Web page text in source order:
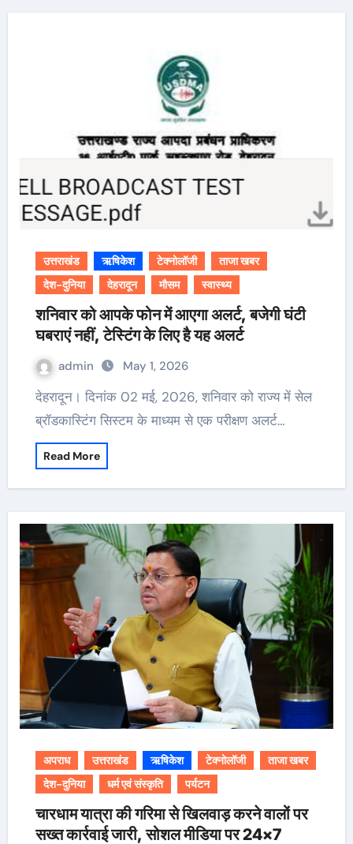
उत्तराखंड ऋषिकेश टेक्नोलॉजी
ताजा खबर
देश-दुनिया
देहरादून मौसम स्वास्थ्य
शनिवार को आपके फोन में आएगा अलर्ट, बजेगी घंटी
घबराएं नहीं, टेस्टिंग के लिए है यह अलर्ट
admin May 1, 2026
देहरादून। दिनांक 02 मई, 2026, शनिवार को राज्य में सेल
ब्रॉडकास्टिंग सिस्टम के माध्यम से एक परीक्षण अलर्ट…
Read More
अपराध उत्तराखंड ऋषिकेश टेक्नोलॉजी
ताजा खबर
देश-दुनिया
धर्म एवं संस्कृति पर्यटन
चारधाम यात्रा की गरिमा से खिलवाड़ करने वालों पर
सख्त कार्रवाई जारी, सोशल मीडिया पर 24×7